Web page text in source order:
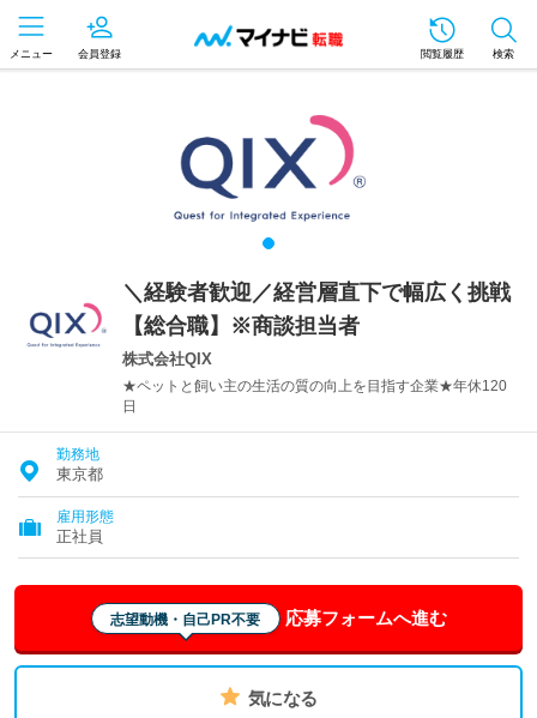
メニュー 会員登録 閲覧履歴 検索
＼経験者歓迎／経営層直下で幅広く挑戦
【総合職】※商談担当者
株式会社QIX
★ペットと飼い主の生活の質の向上を目指す企業★年休120
日
勤務地
東京都
雇用形態
正社員
志望動機・自己PR不要 応募フォームへ進む
気になる